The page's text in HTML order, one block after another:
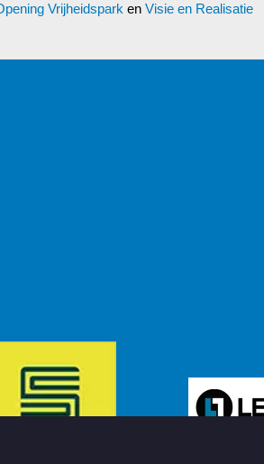
Vrijheidspark enVisie en Realisatie